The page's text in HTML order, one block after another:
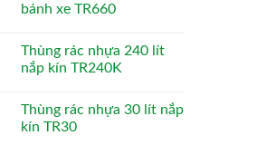
bánh xe TR660
Thùng rác nhựa 240 lít
nắp kín TR240K
Thùng rác nhựa 30 lít nắp
kín TR30